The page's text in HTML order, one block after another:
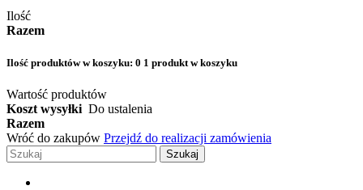
Ilość
Razem
Ilość produktów w koszyku: 0 1 produkt w koszyku
Wartość produktów
Koszt wysyłki Do ustalenia
Razem
Wróć do zakupów Przejdź do realizacji zamówienia
Szukaj